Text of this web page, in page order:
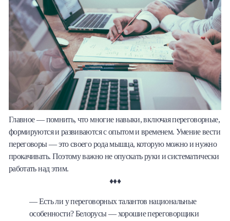
Главное — помнить, что многие навыки, включая переговорные,
формируются и развиваются с опытом и временем. Умение вести
переговоры — это своего рода мышца, которую можно и нужно
прокачивать. Поэтому важно не опускать руки и систематически
работать над этим.
♦♦♦
— Есть ли у переговорных талантов национальные
особенности? Белорусы — хорошие переговорщики